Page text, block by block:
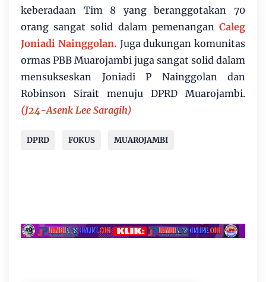
keberadaan Tim 8 yang beranggotakan 70
orang sangat solid dalam pemenangan Caleg
Joniadi Nainggolan. Juga dukungan komunitas
ormas PBB Muarojambi juga sangat solid dalam
mensukseskan Joniadi P Nainggolan dan
Robinson Sirait menuju DPRD Muarojambi.
(J24-Asenk Lee Saragih)
DPRD FOKUS MUAROJAMBI